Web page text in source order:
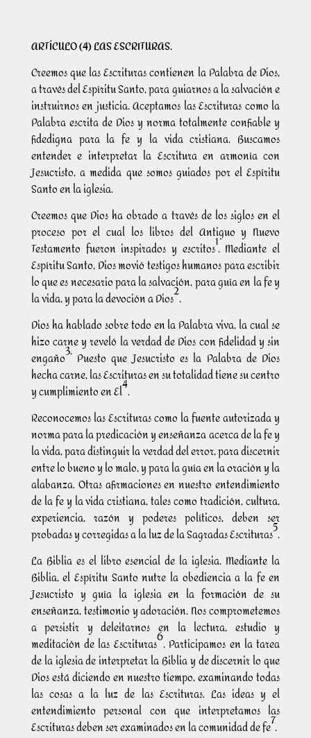
ARTÍCULO (4) LAS ESCRITURAS.
Creemos que las Escrituras contienen la Palabra de Dios,
a través del Espíritu Santo, para guiarnos a la salvación e
instruirnos en justicia. Aceptamos las Escrituras como la
Palabra escrita de Dios y norma totalmente confiable y
fidedigna para la fe y la vida cristiana. Buscamos
entender e interpretar la Escritura en armonía con
Jesucristo, a medida que somos guiados por el Espíritu
Santo en la iglesia.
Creemos que Dios ha obrado a través de los siglos en el
proceso por el cual los libros del Antiguo y Nuevo
Testamento fueron inspirados y escritos1. Mediante el
Espíritu Santo, Dios movió testigos humanos para escribir
lo que es necesario para la salvación, para guía en la fe y
la vida, y para la devoción a Dios2.
Dios ha hablado sobre todo en la Palabra viva, la cual se
hizo carne y reveló la verdad de Dios con fidelidad y sin
engaño3.Puesto que Jesucristo es la Palabra de Dios
hecha carne, las Escrituras en su totalidad tiene su centro
y cumplimiento en El4.
Reconocemos las Escrituras como la fuente autorizada y
norma para la predicación y enseñanza acerca de la fe y
la vida, para distinguir la verdad del error, para discernir
entre lo bueno y lo malo, y para la guía en la oración y la
alabanza. Otras afirmaciones en nuestro entendimiento
de la fe y la vida cristiana, tales como tradición, cultura,
experiencia, razón y poderes políticos, deben ser
probadas y corregidas a la luz de la Sagradas Escrituras5.
La Biblia es el libro esencial de la iglesia. Mediante la
Biblia, el Espíritu Santo nutre la obediencia a la fe en
Jesucristo y guía la iglesia en la formación de su
enseñanza, testimonio y adoración. Nos comprometemos
a persistir y deleitarnos en la lectura, estudio y
meditación de las Escrituras6. Participamos en la tarea
de la iglesia de interpretar la Biblia y de discernir lo que
Dios está diciendo en nuestro tiempo, examinando todas
las cosas a la luz de las Escrituras. Las ideas y el
entendimiento personal con que interpretamos las
Escrituras deben ser examinados en la comunidad de fe7.